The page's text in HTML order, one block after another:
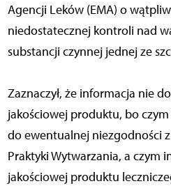
Agencji Leków (EMA) o
niedostatecznej kontroli nad
substancji czynnej jednej ze
Zaznaczył, że informacja nie
jakościowej produktu, bo
do ewentualnej niezgodności
Praktyki Wytwarzania, a czym
jakościowej produktu